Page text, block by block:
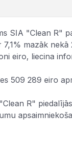
SIA "Clean R"
mazāk nekā
eiro, liecina
509 289 eiro
R"